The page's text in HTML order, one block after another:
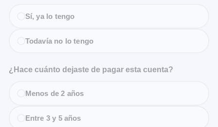
Sí, ya lo tengo
Todavía no lo tengo
¿Hace cuánto dejaste de pagar esta cuenta?
Menos de 2 años
Entre 3 y 5 años